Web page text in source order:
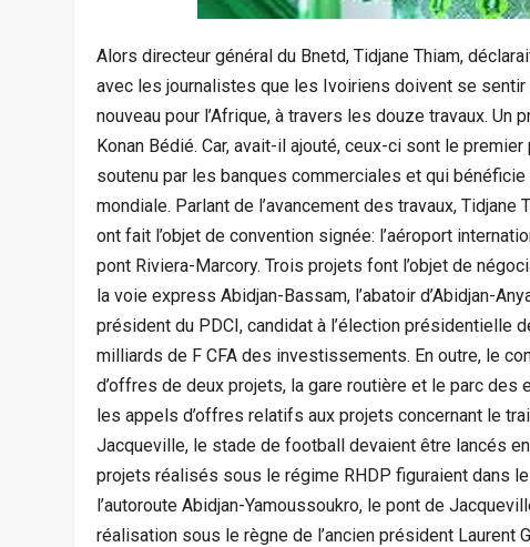
Alors directeur général du Bnetd, Tidjane Thiam,
avec les journalistes que les Ivoiriens doivent se
nouveau pour l’Afrique, à travers les douze travaux.
Konan Bédié. Car, avait-il ajouté, ceux-ci sont le
soutenu par les banques commerciales et qui
mondiale. Parlant de l’avancement des travaux,
ont fait l’objet de convention signée: l’aéroport
pont Riviera-Marcory. Trois projets font l’objet de
la voie express Abidjan-Bassam, l’abatoir d’Abidjan-
président du PDCI, candidat à l’élection présidentielle
milliards de F CFA des investissements. En outre, le
d’offres de deux projets, la gare routière et le parc
les appels d’offres relatifs aux projets concernant le
Jacqueville, le stade de football devaient être lancés
projets réalisés sous le régime RHDP figuraient dans
l’autoroute Abidjan-Yamoussoukro, le pont de
réalisation sous le règne de l’ancien président Laurent